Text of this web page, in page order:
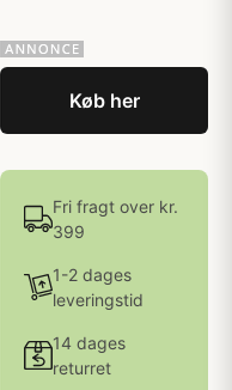
Køb her
Fri fragt over kr.
399
1-2 dages
leveringstid
14 dages
returret